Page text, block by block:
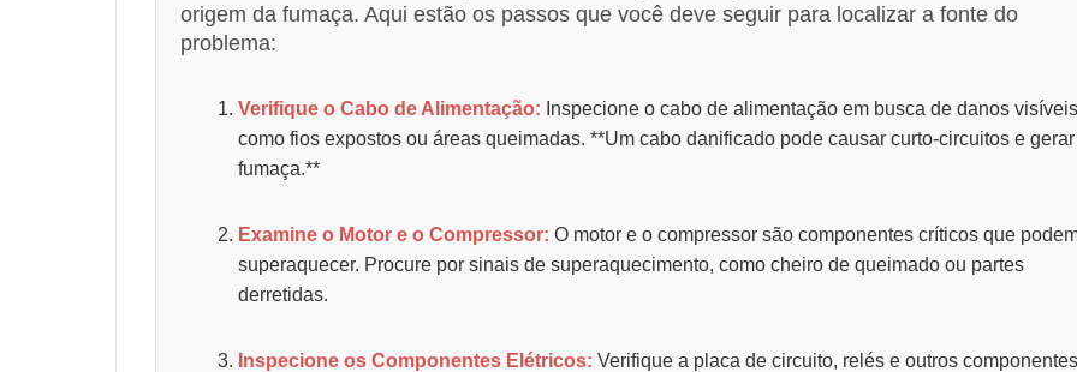
origem da fumaça. Aqui estão os passos que você deve seguir para localizar a fonte do
problema:
Verifique o Cabo de Alimentação: Inspecione o cabo de alimentação em busca de danos
como fios expostos ou áreas queimadas. **Um cabo danificado pode causar curto-circuitos e gerar
fumaça.**
Examine o Motor e o Compressor: O motor e o compressor são componentes críticos que
superaquecer. Procure por sinais de superaquecimento, como cheiro de queimado ou partes
derretidas.
Inspecione os Componentes Elétricos: Verifique a placa de circuito, relés e outros componentes